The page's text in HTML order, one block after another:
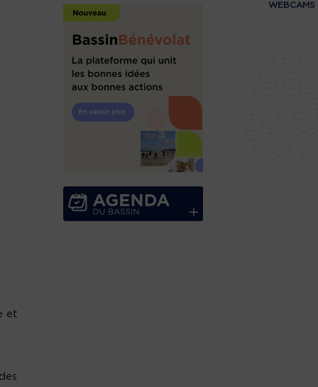
WEBCAMS
et